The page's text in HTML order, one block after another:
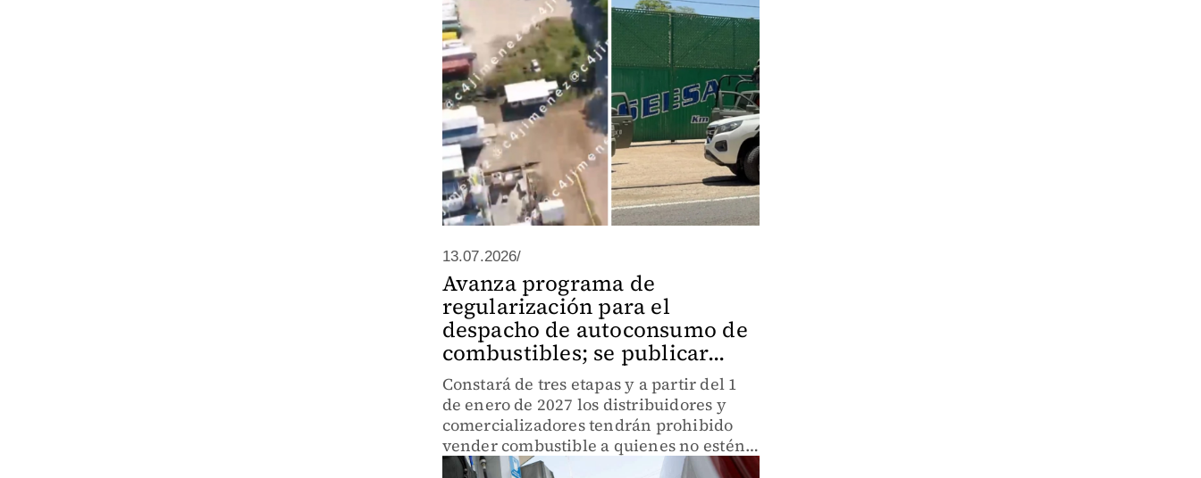
13.07.2026/
Avanza programa de
regularización para el
despacho de autoconsumo de
combustibles; se publicar...
Constará de tres etapas y a partir del 1
de enero de 2027 los distribuidores y
comercializadores tendrán prohibido
vender combustible a quienes no estén
registrados.